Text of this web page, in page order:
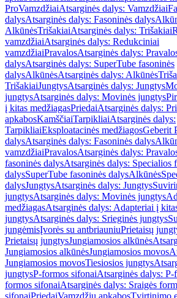
ProVamzdžiaiAtsarginės dalys: Vamzdžiai
dalysAtsarginės dalys: Fasoninės dalys
AlkūnėsTrišakiaiAtsarginės dalys: Trišakiai
vamzdžiaiAtsarginės dalys: Redukciniai
vamzdžiaiPravalosAtsarginės dalys:
dalysAtsarginės dalys: SuperTube fasoninės
dalysAlkūnėsAtsarginės dalys: Alkūnės
TrišakiaiJungtysAtsarginės dalys: Jungtys
jungtysAtsarginės dalys: Movinės jungtys
į kitas medžiagasPriedaiAtsarginės dalys:
apkabosKamščiaiTarpikliaiAtsarginės dalys:
TarpikliaiEksploatacinės medžiagosGeberit
dalysAtsarginės dalys: Fasoninės dalys
vamzdžiaiPravalosAtsarginės dalys:
fasoninės dalysAtsarginės dalys: Specialios
dalysSuperTube fasoninės dalysAlkūnės
dalysJungtysAtsarginės dalys: Jungtys
jungtysAtsarginės dalys: Movinės jungtys
medžiagasAtsarginės dalys: Adapteriai į
jungtysAtsarginės dalys: Srieginės jungtys
jungėmisĮvorės su antbriauniuPrietaisų
Prietaisų jungtysJungiamosios alkūnės
Jungiamosios alkūnėsJungiamosios movos
Jungiamosios movosTiesiosios jungtys
jungtysP-formos sifonaiAtsarginės dalys:
formos sifonaiAtsarginės dalys: Sraigės
sifonaiPriedaiVamzdžių apkabosTvirtinimo